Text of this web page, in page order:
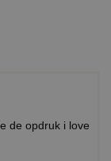
de opdruk i love